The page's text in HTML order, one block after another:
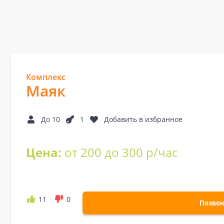
Комплекс
Маяк
До 10 1 Добавить в избранное
Цена: от 200 до 300 р/час
11 0